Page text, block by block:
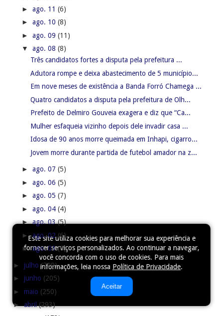
Este site utiliza cookies para melhorar sua experiência e
fornecer serviços personalizados. Ao continuar a navegar,
você concorda com o uso de cookies. Para mais
informações, leia nossa Política de Privacidade.
Aceitar
► ago. 11 (6)
► ago. 10 (8)
► ago. 09 (11)
▼ ago. 08 (8)
Três candidatos fortes a disputa pela prefeitura ...
Adutora rompe e deixa abastecimento de 5 município...
Em nove meses de existência a Banda Forró Chamega ...
Quatro candidatos a disputa pela prefeitura de Olh...
Prefeito de Delmiro Gouveia exagera e diz que “Ca...
Mulher esfaqueia vizinho depois dele invadir casa ...
Idosa de 90 anos morre queimada em Inhapi, cigarro...
Jovem morre durante partida de futebol amador na z...
► ago. 07 (5)
► ago. 06 (5)
► ago. 05 (7)
► ago. 04 (4)
►ago. 03(5)
►ago. 02(6)
►ago. 01(6)
► julho(209)
► junho (205)
► maio (250)
►abril(293)